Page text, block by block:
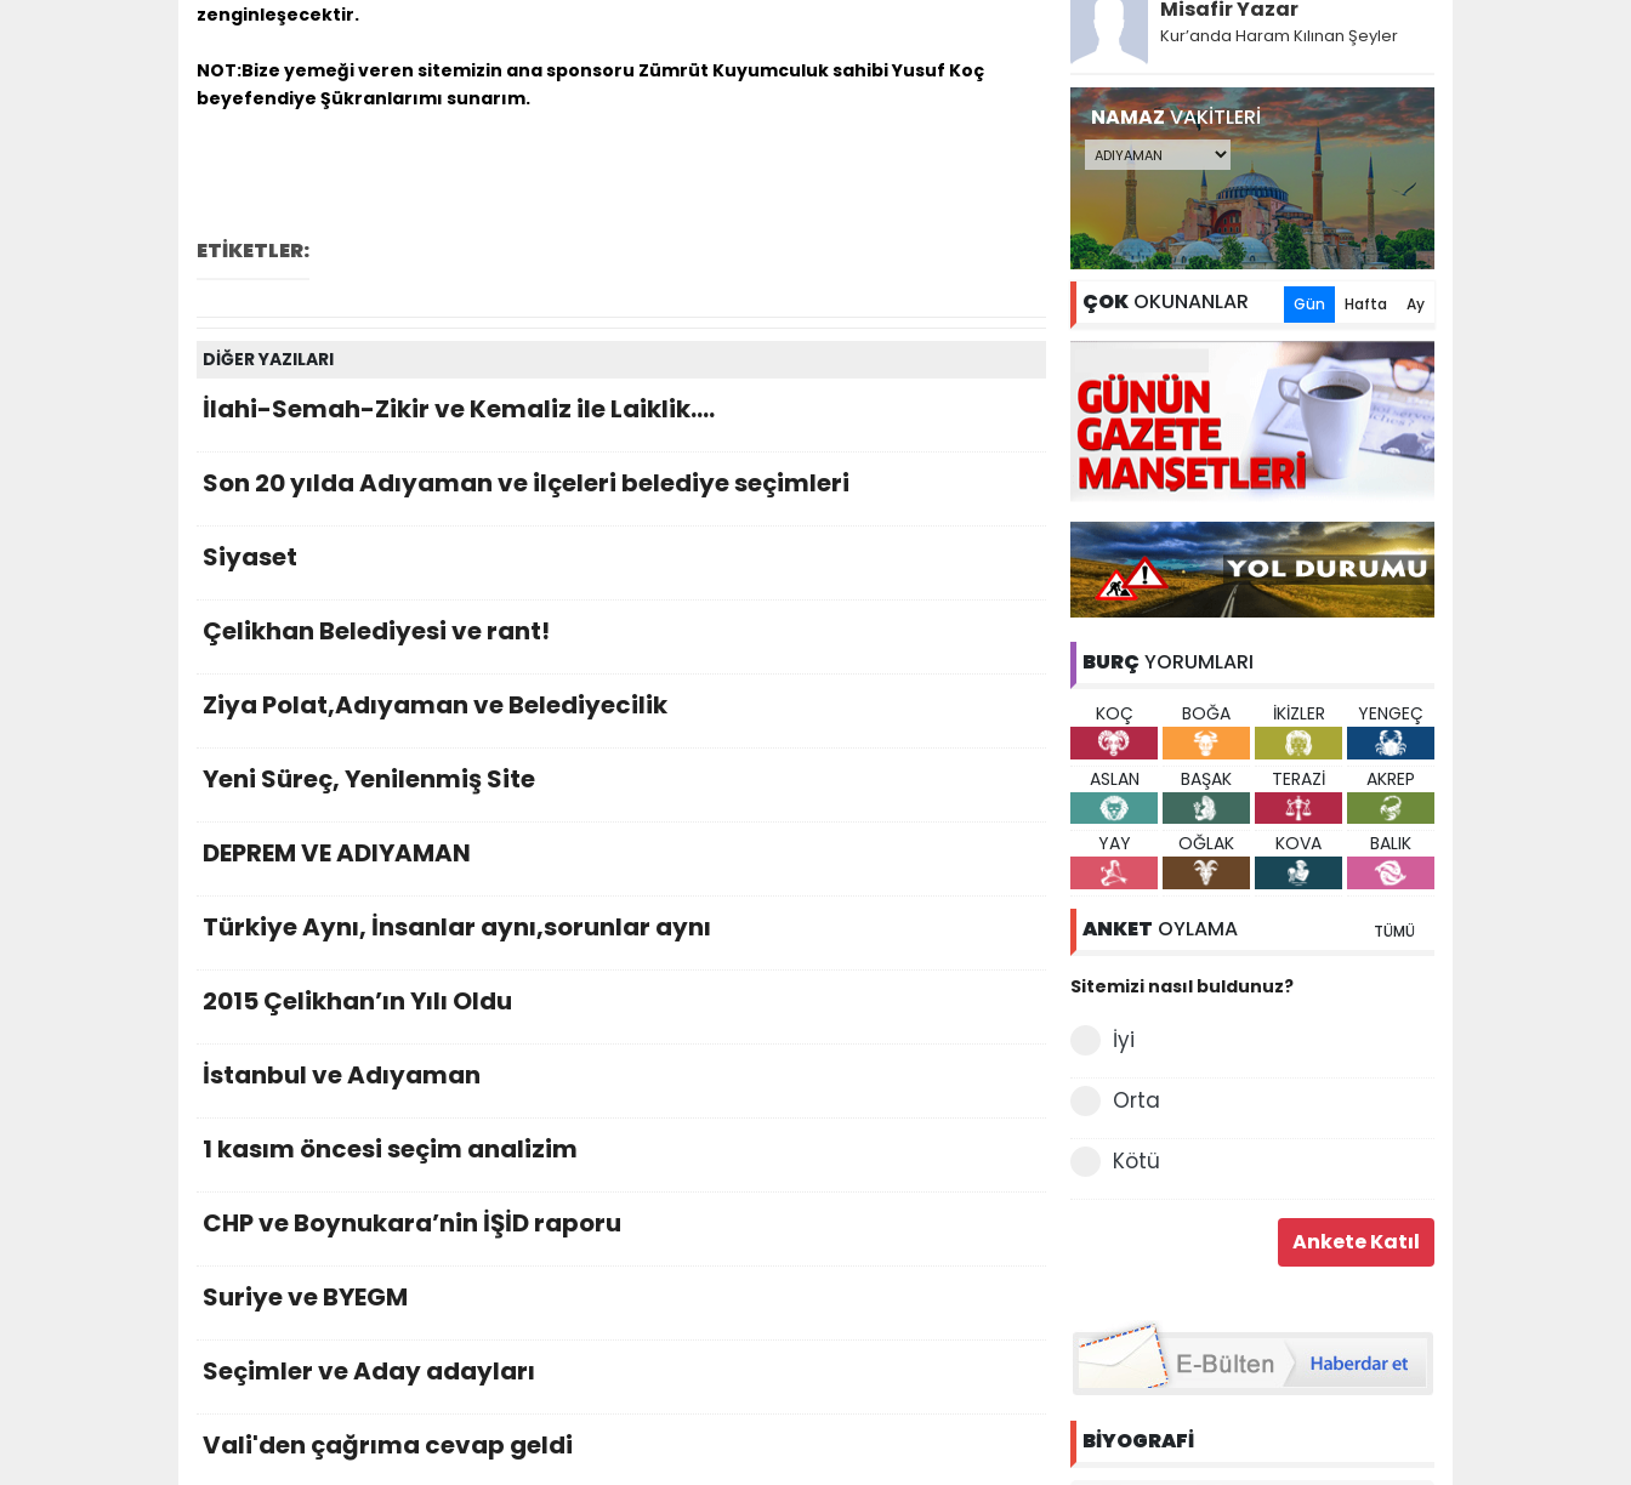
zenginleşecektir.
NOT:Bize yemeği veren sitemizin ana sponsoru Zümrüt Kuyumculuk sahibi Yusuf Koç
beyefendiye Şükranlarımı sunarım.
ETİKETLER:
DİĞER YAZILARI
İlahi-Semah-Zikir ve Kemaliz ile Laiklik….
Son 20 yılda Adıyaman ve ilçeleri belediye seçimleri
Siyaset
Çelikhan Belediyesi ve rant!
Ziya Polat,Adıyaman ve Belediyecilik
Yeni Süreç, Yenilenmiş Site
DEPREM VE ADIYAMAN
Türkiye Aynı, İnsanlar aynı,sorunlar aynı
2015 Çelikhan’ın Yılı Oldu
İstanbul ve Adıyaman
1 kasım öncesi seçim analizim
CHP ve Boynukara’nin İŞİD raporu
Suriye ve BYEGM
Seçimler ve Aday adayları
Vali'den çağrıma cevap geldi
Misafir Yazar
Kur’anda Haram Kılınan Şeyler
NAMAZVAKİTLERİ
ÇOK OKUNANLAR Gün Hafta Ay
BURÇ YORUMLARI
KOÇ BOĞA İKİZLER YENGEÇ
ASLAN BAŞAK TERAZİ AKREP
YAY OĞLAK KOVA BALIK
ANKET OYLAMA TÜMÜ
Sitemizi nasıl buldunuz?
İyi
Orta
Kötü
BİYOGRAFİ